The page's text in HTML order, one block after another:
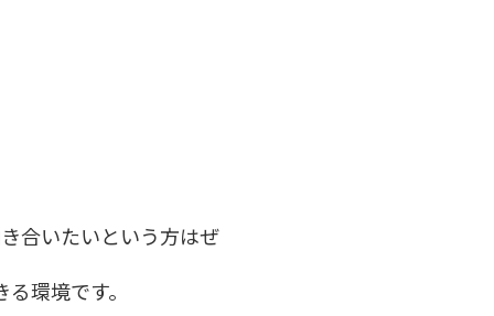
合いたいという方はぜ
環境です。